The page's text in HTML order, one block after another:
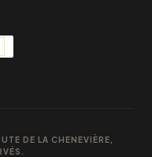
DE LA CHENEVIÈRE,